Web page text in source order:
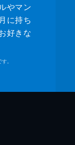
やマン
に持ち
好きな
。